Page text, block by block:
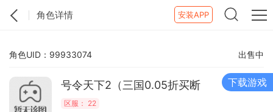
角色详情 安装APP
下载游戏
出售中
角色UID：99933074
号令天下2（三国0.05折买断
版）手游
区服： 22